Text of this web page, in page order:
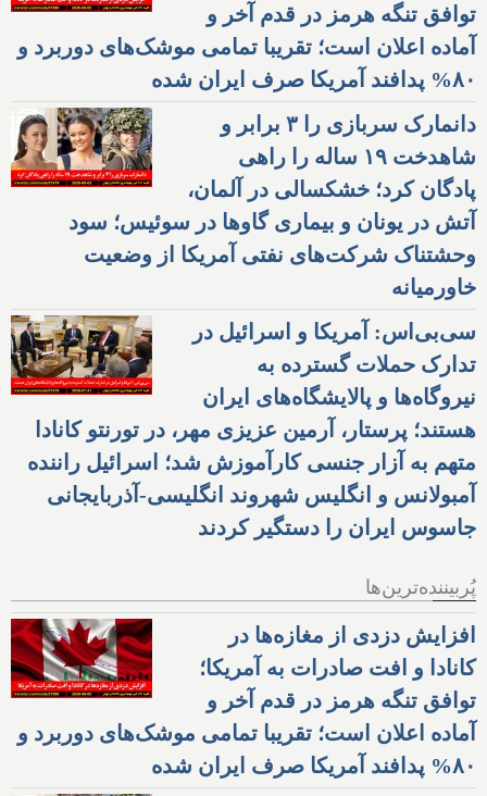
توافق تنگه هرمز در قدم آخر و
آماده اعلان است؛ تقریبا تمامی موشک‌های دوربرد و
۸۰% پدافند آمریکا صرف ایران شده
دانمارک سربازی را ۳ برابر و
شاهدخت ۱۹ ساله را راهی
پادگان کرد؛ خشکسالی در آلمان،
آتش در یونان و بیماری گاوها در سوئیس؛ سود
وحشتناک شرکت‌های نفتی آمریکا از وضعیت
خاورمیانه
سی‌بی‌اس: آمریکا و اسرائیل در
تدارک حملات گسترده به
نیروگاه‌ها و پالایشگاه‌های ایران
هستند؛ پرستار، آرمین عزیزی مهر، در تورنتو کانادا
متهم به آزار جنسی کارآموزش شد؛ اسرائیل راننده
آمبولانس و انگلیس شهروند انگلیسی-آذربایجانی
جاسوس ایران را دستگیر کردند
پُربیننده‌ترین‌ها
افزایش دزدی از مغازه‌ها در
کانادا و افت صادرات به آمریکا؛
توافق تنگه هرمز در قدم آخر و
آماده اعلان است؛ تقریبا تمامی موشک‌های دوربرد و
۸۰% پدافند آمریکا صرف ایران شده